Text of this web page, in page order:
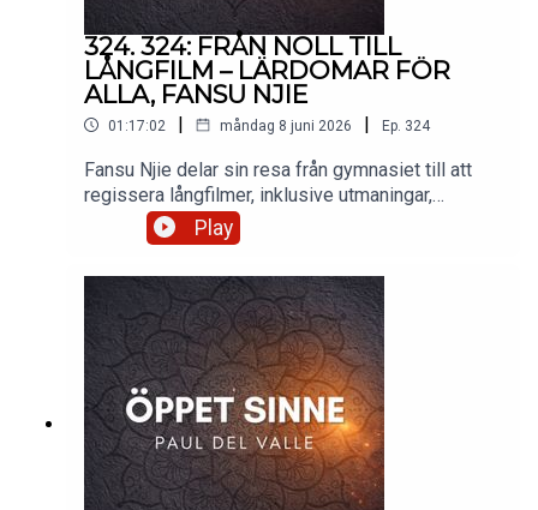
324. 324: FRÅN NOLL TILL
LÅNGFILM – LÄRDOMAR FÖR
ALLA, FANSU NJIE
01:17:02 | måndag 8 juni 2026 | Ep. 324
Fansu Njie delar sin resa från gymnasiet till att
regissera långfilmer, inklusive utmaningar,
inspiration och kampsportens roll i hans liv. En
inspirerande berättelse om att skapa film med
delar sin resa från att göra en lågbudget
actionfilm till att skapa en global succé och ger
insikter om marknadsföring, filmproduktion och
biohacking. Han diskuterar också framtida projekt
och vikten av passion och uthållighet i
filmbranschen.Stötta Öppet sinne Genom swish
1233761806Stötta Öppet sinne på Patreon
https://www.patreon.com/oppetsinne Instagram
https://www.instagram.com/pauldelvalle/?hl=sv
Play